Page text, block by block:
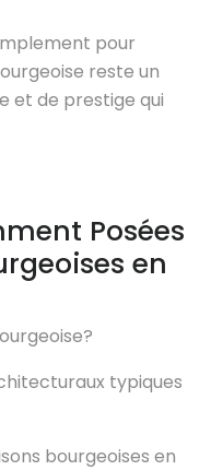
pour
reste un
et de prestige qui
Posées
en
typiques
bourgeoises en